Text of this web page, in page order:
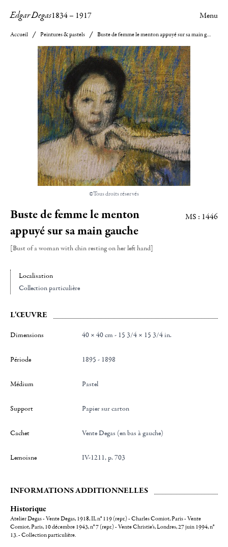
Edgar Degas1834– 1917 Menu
Accueil Peintures & pastels Buste de femme le menton appuyé sur sa main gauche
©Tous droits réservés
Buste de femme le menton
appuyé sur sa main gauche
[Bust of a woman with chin resting on her left hand]
MS : 1446
Localisation
Collection particulière
L'ŒUVRE
Dimensions 40 × 40 cm - 15 3/4 × 15 3/4 in.
Période 1895 - 1898
Médium Pastel
Support Papier sur carton
Cachet Vente Degas (en bas à gauche)
Lemoisne IV-1211, p. 703
INFORMATIONS ADDITIONNELLES
Historique
Atelier Degas - Vente Degas, 1918, II, n° 119 (repr.) - Charles Comiot, Paris - Vente
Comiot, Paris, 10 décembre 1943, n° 7 (repr.) - Vente Christie's, Londres, 27 juin 1994, n°
13. - Collection particulière.